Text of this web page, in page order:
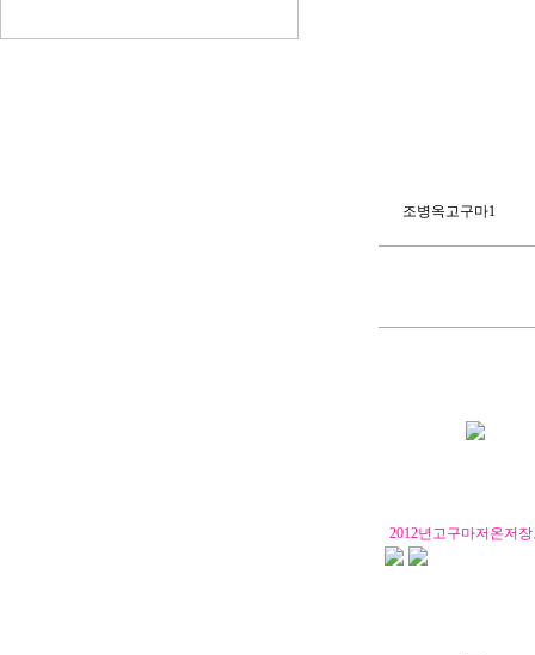
조병옥고구마1
2012년고구마저온저